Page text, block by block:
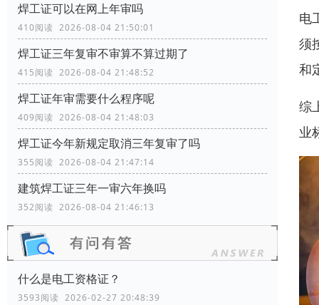
焊工证可以在网上年审吗
410阅读 2026-08-04 21:50:01
焊工证三年复审不审算不算过期了
415阅读 2026-08-04 21:48:52
焊工证年审需要什么程序呢
409阅读 2026-08-04 21:48:03
焊工证今年新规定取消三年复审了吗
355阅读 2026-08-04 21:47:14
建筑焊工证三年一审六年换吗
352阅读 2026-08-04 21:46:13
什么是电工资格证？
3593阅读 2026-02-27 20:48:39
电
须
和
综
业